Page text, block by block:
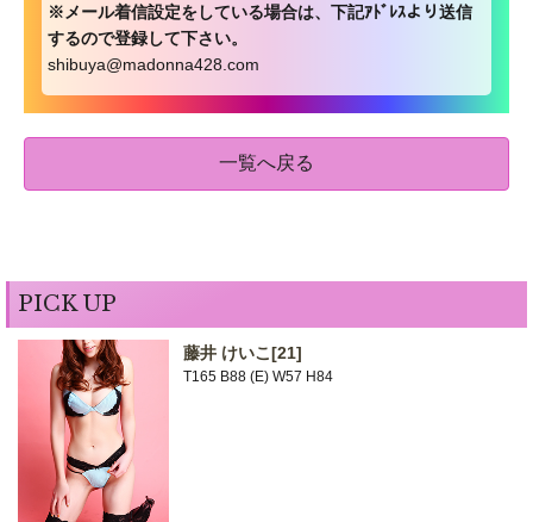
※メール着信設定をしている場合は、下記ｱﾄﾞﾚｽより送信
するので登録して下さい。
shibuya@madonna428.com
一覧へ戻る
PICK UP
藤井 けいこ[21]
T165 B88 (E) W57 H84